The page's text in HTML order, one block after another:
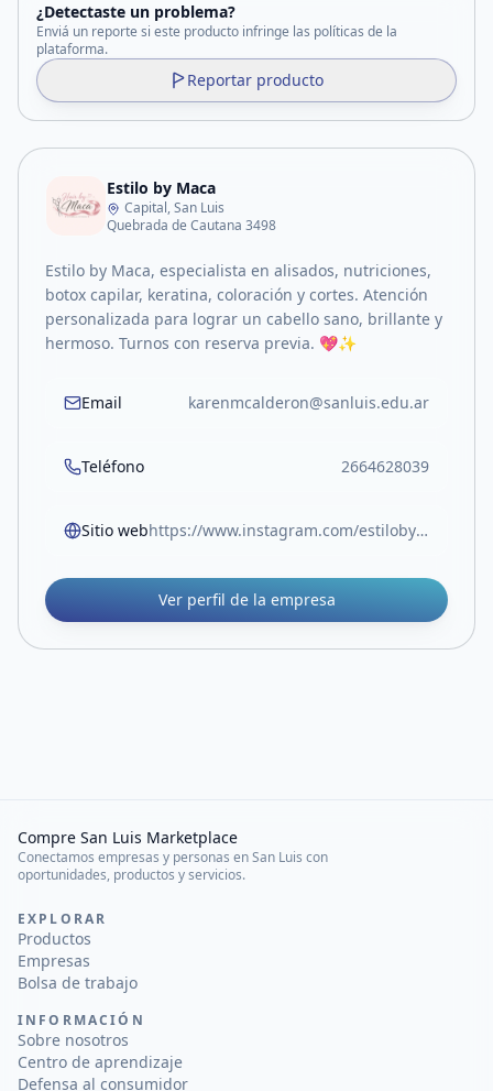
¿Detectaste un problema?
Enviá un reporte si este producto infringe las políticas de la
plataforma.
Reportar producto
Estilo by Maca
Capital, San Luis
Quebrada de Cautana 3498
Estilo by Maca, especialista en alisados, nutriciones,
botox capilar, keratina, coloración y cortes. Atención
personalizada para lograr un cabello sano, brillante y
hermoso. Turnos con reserva previa. 💖✨
Email karenmcalderon@sanluis.edu.ar
Teléfono 2664628039
Sitio web https://www.instagram.com/estilobymaca._?igsh=MXR5ajNxdzMzY213dw==
Ver perfil de la empresa
Compre San Luis Marketplace
Conectamos empresas y personas en San Luis con
oportunidades, productos y servicios.
EXPLORAR
Productos
Empresas
Bolsa de trabajo
INFORMACIÓN
Sobre nosotros
Centro de aprendizaje
Defensa al consumidor